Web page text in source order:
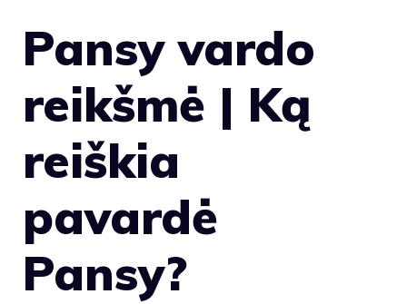
Pansy vardo
reikšmė | Ką
reiškia
pavardė
Pansy?